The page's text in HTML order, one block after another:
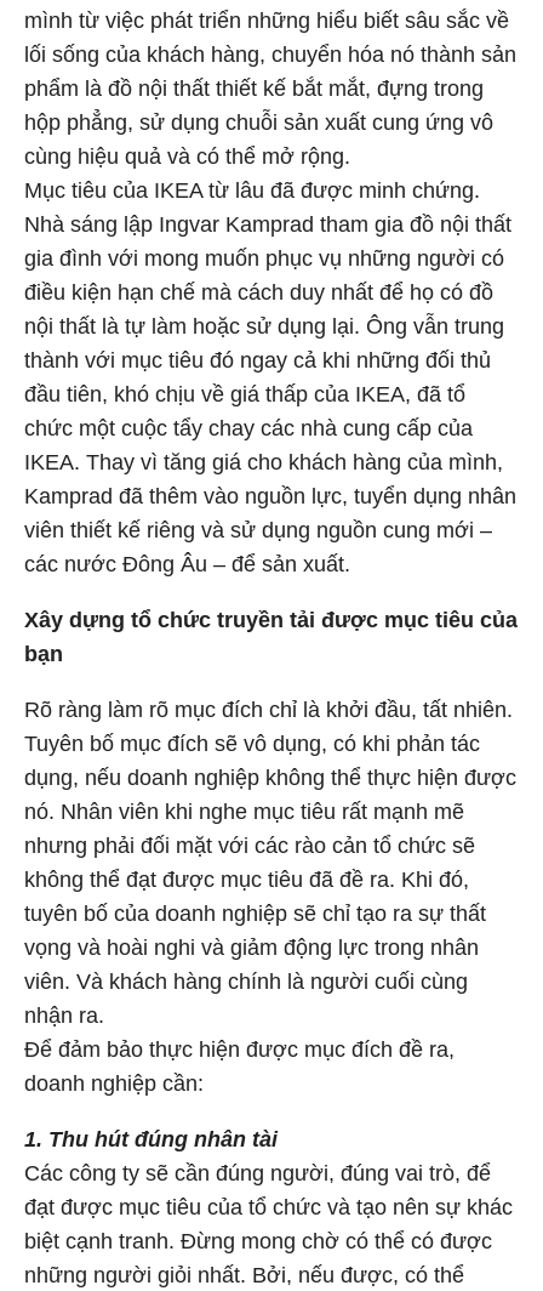
mình từ việc phát triển những hiểu biết sâu sắc về
lối sống của khách hàng, chuyển hóa nó thành sản
phẩm là đồ nội thất thiết kế bắt mắt, đựng trong
hộp phẳng, sử dụng chuỗi sản xuất cung ứng vô
cùng hiệu quả và có thể mở rộng.
Mục tiêu của IKEA từ lâu đã được minh chứng.
Nhà sáng lập Ingvar Kamprad tham gia đồ nội thất
gia đình với mong muốn phục vụ những người có
điều kiện hạn chế mà cách duy nhất để họ có đồ
nội thất là tự làm hoặc sử dụng lại. Ông vẫn trung
thành với mục tiêu đó ngay cả khi những đối thủ
đầu tiên, khó chịu về giá thấp của IKEA, đã tổ
chức một cuộc tẩy chay các nhà cung cấp của
IKEA. Thay vì tăng giá cho khách hàng của mình,
Kamprad đã thêm vào nguồn lực, tuyển dụng nhân
viên thiết kế riêng và sử dụng nguồn cung mới –
các nước Đông Âu – để sản xuất.
Xây dựng tổ chức truyền tải được mục tiêu của
bạn
Rõ ràng làm rõ mục đích chỉ là khởi đầu, tất nhiên.
Tuyên bố mục đích sẽ vô dụng, có khi phản tác
dụng, nếu doanh nghiệp không thể thực hiện được
nó. Nhân viên khi nghe mục tiêu rất mạnh mẽ
nhưng phải đối mặt với các rào cản tổ chức sẽ
không thể đạt được mục tiêu đã đề ra. Khi đó,
tuyên bố của doanh nghiệp sẽ chỉ tạo ra sự thất
vọng và hoài nghi và giảm động lực trong nhân
viên. Và khách hàng chính là người cuối cùng
nhận ra.
Để đảm bảo thực hiện được mục đích đề ra,
doanh nghiệp cần:
1. Thu hút đúng nhân tài
Các công ty sẽ cần đúng người, đúng vai trò, để
đạt được mục tiêu của tổ chức và tạo nên sự khác
biệt cạnh tranh. Đừng mong chờ có thể có được
những người giỏi nhất. Bởi, nếu được, có thể